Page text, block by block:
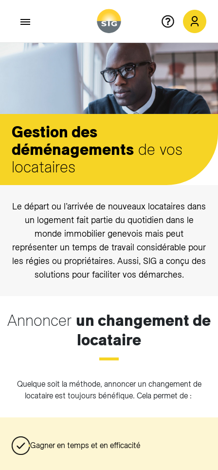
Aller au contenu principal
Gestion des
déménagements de vos
locataires
Le départ ou l’arrivée de nouveaux locataires dans
un logement fait partie du quotidien dans le
monde immobilier genevois mais peut
représenter un temps de travail considérable pour
les régies ou propriétaires. Aussi, SIG a conçu des
solutions pour faciliter vos démarches.
Annoncer un changement de
locataire
Quelque soit la méthode, annoncer un changement de
locataire est toujours bénéfique. Cela permet de :
Gagner en temps et en efficacité